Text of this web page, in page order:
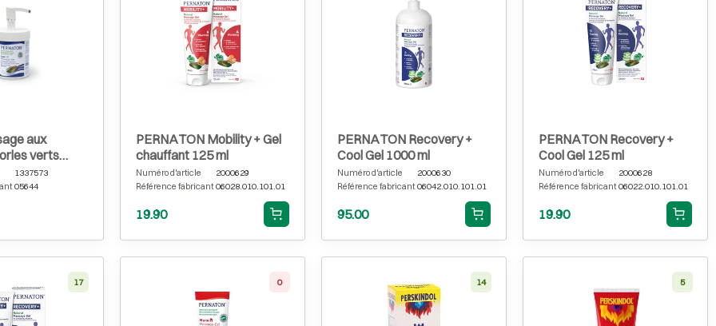
aux
verts
boîte de 1
1337573
05644
PERNATON Mobility + Gel
chauffant 125 ml
Numéro d'article
2000629
Référence fabricant 06028.010.101.01
19.90
PERNATON Recovery +
Cool Gel 1000 ml
Numéro d'article
2000630
Référence fabricant 06042.010.101.01
95.00
PERNATON Recovery +
Cool Gel 125 ml
Numéro d'article
2000628
Référence fabricant 06022.010.101.01
19.90
17 0 14 5